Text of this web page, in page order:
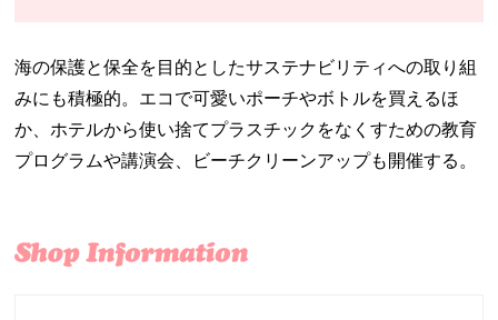
海の保護と保全を目的としたサステナビリティへの取り組
みにも積極的。エコで可愛いポーチやボトルを買えるほ
か、ホテルから使い捨てプラスチックをなくすための教育
プログラムや講演会、ビーチクリーンアップも開催する。